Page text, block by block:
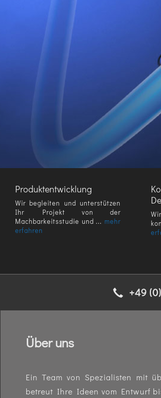
Produktentwicklung
Wir begleiten und unterstützen
Ihr Projekt von der
Machbarkeitsstudie und ... mehr
erfahren
+49
Über uns
Ein Team von Spezialisten mit
betreut Ihre Ideen vom Entwurf